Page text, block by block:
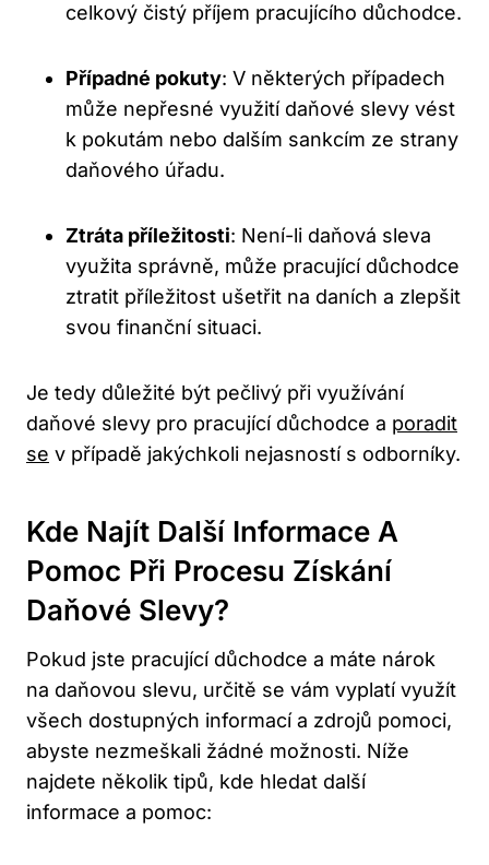
celkový čistý příjem pracujícího důchodce.
Případné‍ pokuty: V některých případech
může ⁢nepřesné⁢ využití⁤ daňové ⁤slevy vést
k pokutám nebo dalším ‍sankcím ⁤ze⁣ strany
daňového úřadu.
Ztráta příležitosti: Není-li⁢ daňová sleva
využita ​správně, může pracující důchodce⁢
ztratit příležitost ušetřit na daních a zlepšit
⁢svou finanční situaci.
Je ‍tedy důležité být⁤ pečlivý při ⁣využívání
daňové slevy pro ⁣pracující‌ důchodce a⁤ poradit
⁣se v případě jakýchkoli ⁢nejasností s ⁢odborníky.
Kde​ Najít ‍další Informace ​a
Pomoc ⁣při ⁤procesu Získání‍
Daňové Slevy?
Pokud ​jste‍ pracující důchodce a máte nárok
na daňovou slevu, ⁣určitě se vám vyplatí využít
⁤všech ‍dostupných informací a zdrojů ⁣pomoci,⁢
abyste ​nezmeškali‍ žádné možnosti. Níže
najdete ⁣několik tipů, kde ⁤hledat další
informace ⁣a pomoc: